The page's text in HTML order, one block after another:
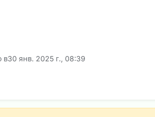
в30 янв. 2025 г., 08:39